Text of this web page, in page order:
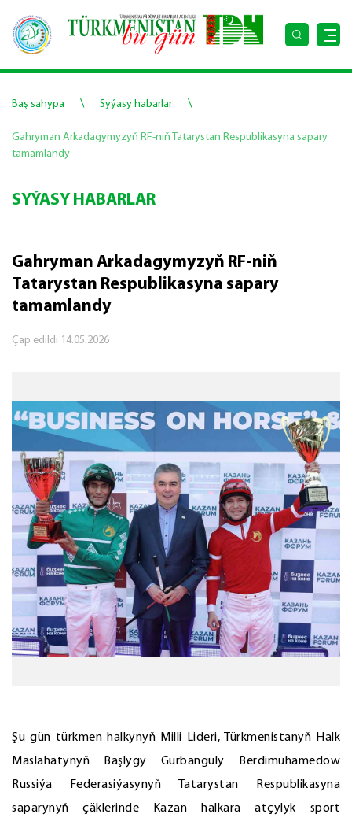
Baş sahypa \ Syýasy habarlar \
Gahryman Arkadagymyzyň RF-niň Tatarystan Respublikasyna sapary
tamamlandy
SYÝASY HABARLAR
Gahryman Arkadagymyzyň RF-niň
Tatarystan Respublikasyna sapary
tamamlandy
Çap edildi 14.05.2026
Şu gün türkmen halkynyň Milli Lideri, Türkmenistanyň Halk
Maslahatynyň Başlygy Gurbanguly Berdimuhamedow
Russiýa Federasiýasynyň Tatarystan Respublikasyna
saparynyň çäklerinde Kazan halkara atçylyk sport